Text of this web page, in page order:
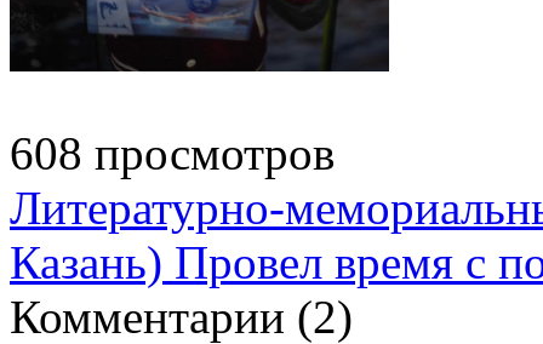
608 просмотров
Литературно-
Казань) Провел время с
Комментарии (2)